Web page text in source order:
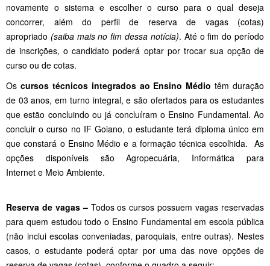
novamente o sistema e escolher o curso para o qual deseja
concorrer, além do perfil de reserva de vagas (cotas)
apropriado (saiba mais no fim dessa notícia). Até o fim do período
de inscrições, o candidato poderá optar por trocar sua opção de
curso ou de cotas.
Os cursos técnicos integrados ao Ensino Médiotêm duração
de 03 anos, em turno integral, e são ofertados para os estudantes
que estão concluindo ou já concluíram o Ensino Fundamental. Ao
concluir o curso no IF Goiano, o estudante terá diploma único em
que constará o Ensino Médio e a formação técnica escolhida. As
opções disponíveis são Agropecuária, Informática para
Internet e Meio Ambiente.
Reserva de vagas –Todos os cursos possuem vagas reservadas
para quem estudou todo o Ensino Fundamental em escola pública
(não inclui escolas conveniadas, paroquiais, entre outras). Nestes
casos, o estudante poderá optar por uma das nove opções de